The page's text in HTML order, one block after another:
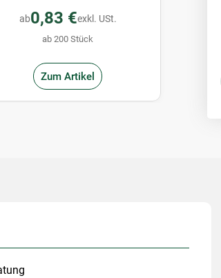
ab0,83 €exkl. USt.
ab 200 Stück
Zum Artikel